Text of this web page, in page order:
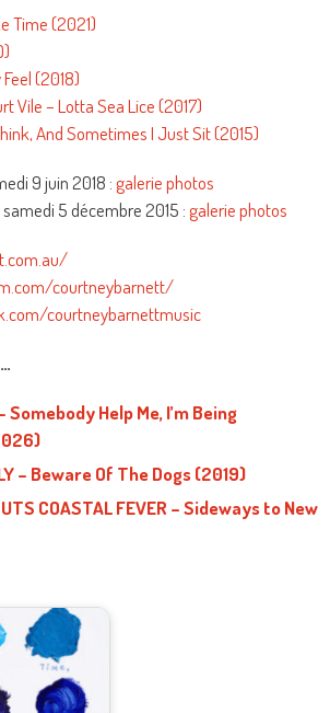
Time (2021)
(2018)
Vile – Lotta Sea Lice (2017)
And Sometimes I Just Sit (2015)
9 juin 2018 :galerie photos
samedi 5 décembre 2015 :galerie photos
courtneybarnett/
courtneybarnettmusic
Somebody Help Me, I’m Being
– Beware Of The Dogs (2019)
COASTAL FEVER – Sideways to New